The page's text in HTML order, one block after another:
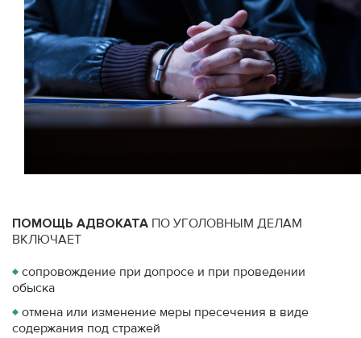
ПОМОЩЬ АДВОКАТА ПО УГОЛОВНЫМ ДЕЛАМ
ВКЛЮЧАЕТ
♦ сопровождение при допросе и при проведении
обыска
♦ отмена или изменение меры пресечения в виде
содержания под стражей